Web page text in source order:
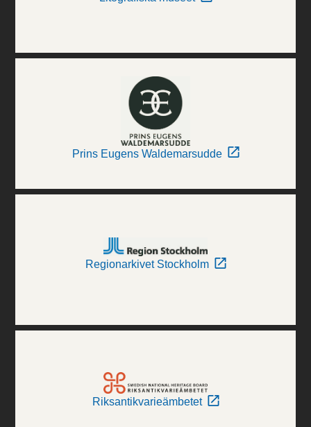
Prins Eugens Waldemarsudde
Regionarkivet Stockholm
Riksantikvarieämbetet